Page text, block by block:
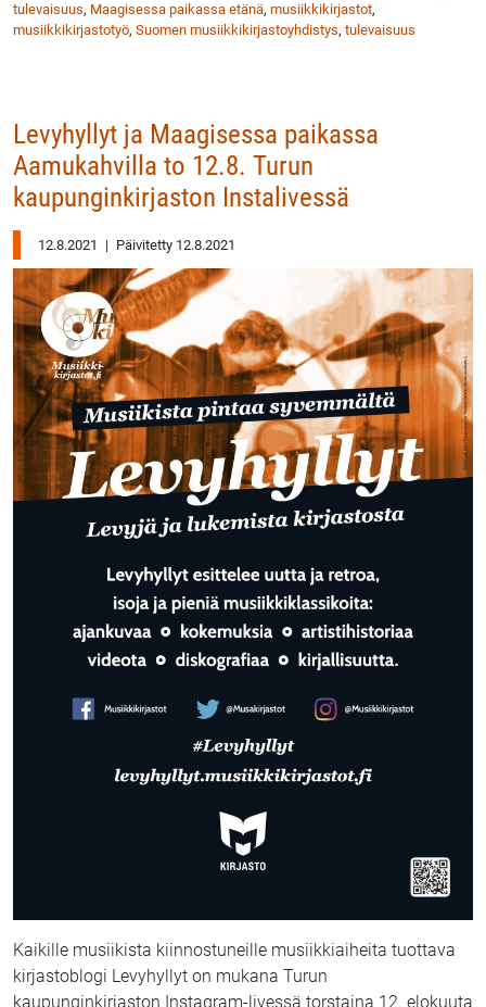
tulevaisuus, Maagisessa paikassa etänä, musiikkikirjastot,
musiikkikirjastotyö, Suomen musiikkikirjastoyhdistys, tulevaisuus
Levyhyllyt ja Maagisessa paikassa
Aamukahvilla to 12.8. Turun
kaupunginkirjaston Instalivessä
12.8.2021 | Päivitetty 12.8.2021
Kaikille musiikista kiinnostuneille musiikkiaiheita tuottava
kirjastoblogi Levyhyllyt on mukana Turun
kaupunginkirjaston Instagram-livessä torstaina 12. elokuuta